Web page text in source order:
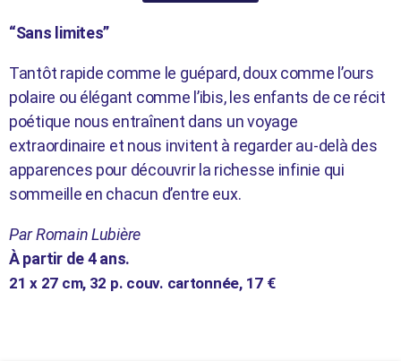
“Sans limites”
Tantôt rapide comme le guépard, doux comme l’ours
polaire ou élégant comme l’ibis, les enfants de ce récit
poétique nous entraînent dans un voyage
extraordinaire et nous invitent à regarder au-delà des
apparences pour découvrir la richesse infinie qui
sommeille en chacun d’entre eux.
Par Romain Lubière
À partir de 4 ans.
21 x 27 cm, 32 p. couv. cartonnée, 17 €